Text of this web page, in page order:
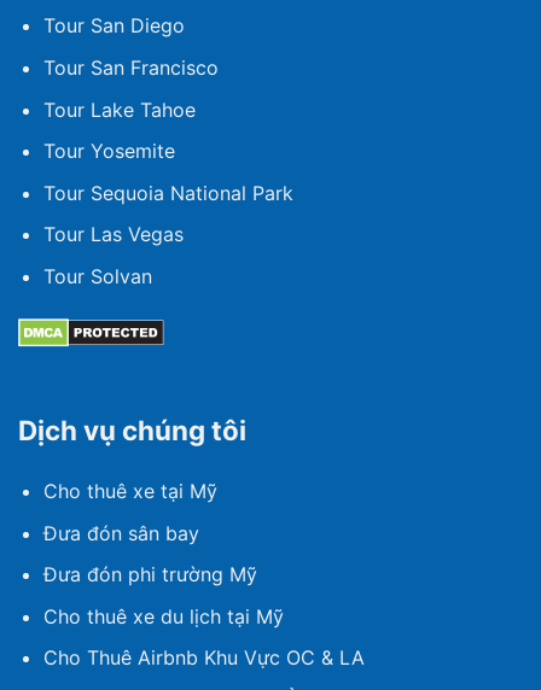
Tour San Diego
Tour San Francisco
Tour Lake Tahoe
Tour Yosemite
Tour Sequoia National Park
Tour Las Vegas
Tour Solvan
Dịch vụ chúng tôi
Cho thuê xe tại Mỹ
Đưa đón sân bay
Đưa đón phi trường Mỹ
Cho thuê xe du lịch tại Mỹ
Cho Thuê Airbnb Khu Vực OC & LA